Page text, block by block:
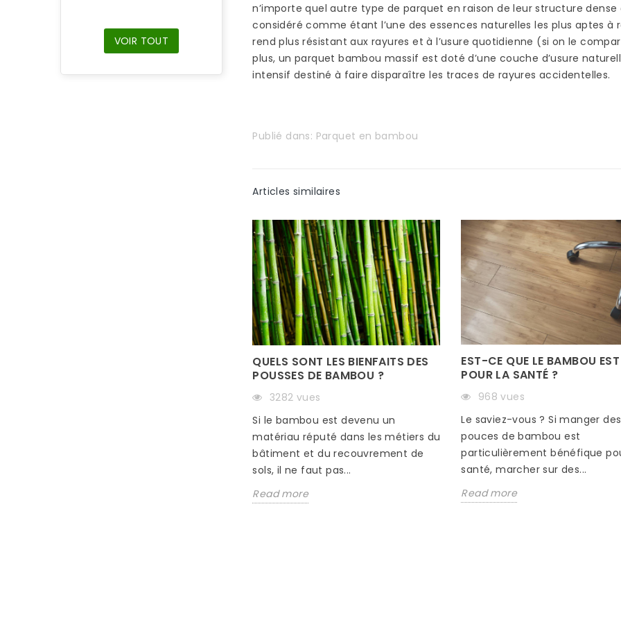
VOIR TOUT
n’importe quel autre type de parquet en raison de leur structure
considéré comme étant l’une des essences naturelles les plus aptes
rend plus résistant aux rayures et à l’usure quotidienne (si on le
plus, un parquet bambou massif est doté d’une couche d’usure
intensif destiné à faire disparaître les traces de rayures accidentelles.
Publié dans: Parquet en bambou
Articles similaires
QUELS SONT LES BIENFAITS DES
POUSSES DE BAMBOU ?
3282 vues
Si le bambou est devenu un
matériau réputé dans les métiers du
bâtiment et du recouvrement de
sols, il ne faut pas...
Read more
EST-CE QUE LE BAMBOU
POUR LA SANTÉ ?
968 vues
Le saviez-vous ? Si manger des
pouces de bambou est
particulièrement bénéfique
santé, marcher sur des...
Read more